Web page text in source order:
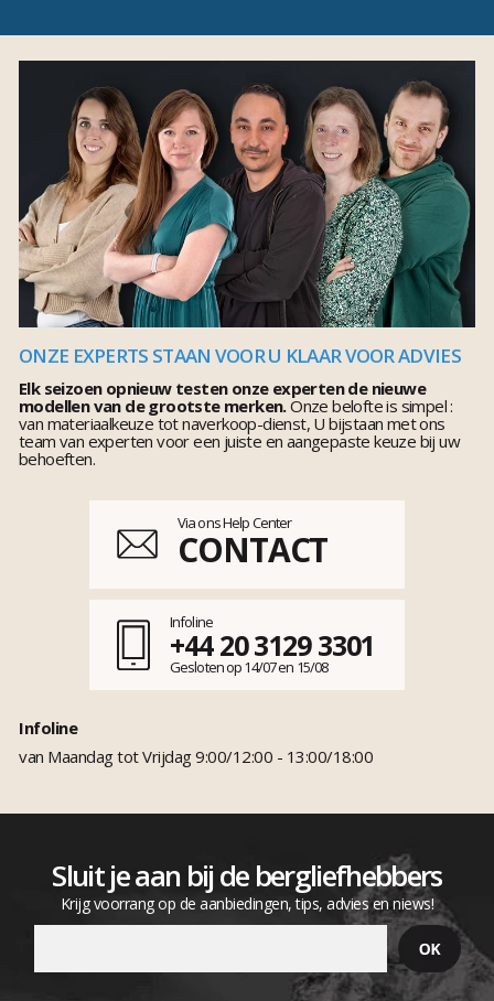
ONZE EXPERTS STAAN VOOR U KLAAR VOOR ADVIES
Elk seizoen opnieuw testen onze experten de nieuwe
modellen van de grootste merken.Onze belofte is simpel :
van materiaalkeuze tot naverkoop-dienst, U bijstaan met ons
team van experten voor een juiste en aangepaste keuze bij uw
behoeften.
Via ons Help Center
CONTACT
Infoline
+44 20 3129 3301
Gesloten op 14/07 en 15/08
Infoline
van Maandag tot Vrijdag 9:00/12:00 - 13:00/18:00
Sluit je aan bij de bergliefhebbers
Krijg voorrang op de aanbiedingen, tips, advies en niews!